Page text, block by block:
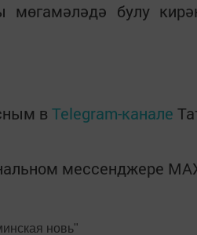
булу
в Telegram-канале
мессенджере
новь"